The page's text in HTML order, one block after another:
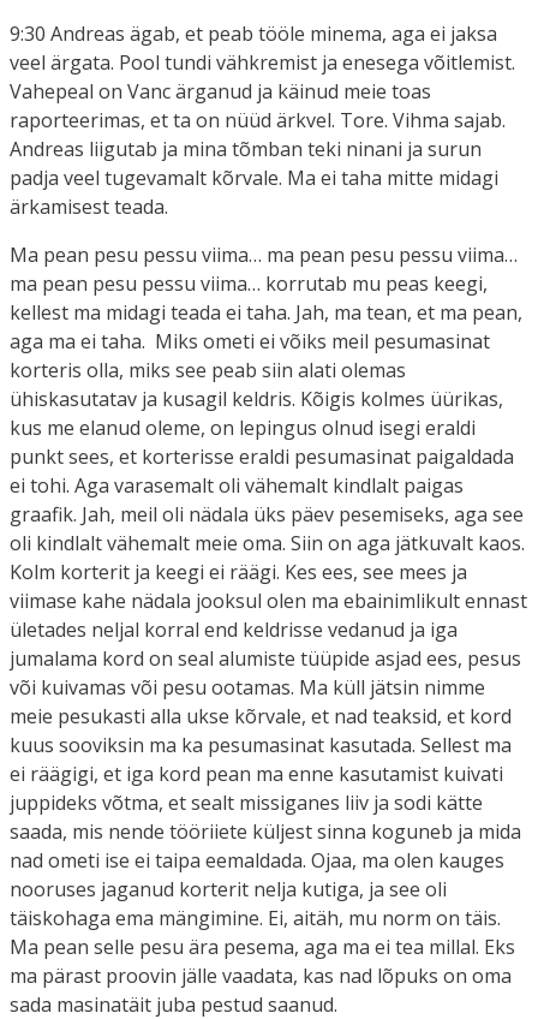
9:30 Andreas ägab, et peab tööle minema, aga ei jaksa
veel ärgata. Pool tundi vähkremist ja enesega võitlemist.
Vahepeal on Vanc ärganud ja käinud meie toas
raporteerimas, et ta on nüüd ärkvel. Tore. Vihma sajab.
Andreas liigutab ja mina tõmban teki ninani ja surun
padja veel tugevamalt kõrvale. Ma ei taha mitte midagi
ärkamisest teada.
Ma pean pesu pessu viima… ma pean pesu pessu viima…
ma pean pesu pessu viima… korrutab mu peas keegi,
kellest ma midagi teada ei taha. Jah, ma tean, et ma pean,
aga ma ei taha. Miks ometi ei võiks meil pesumasinat
korteris olla, miks see peab siin alati olemas
ühiskasutatav ja kusagil keldris. Kõigis kolmes üürikas,
kus me elanud oleme, on lepingus olnud isegi eraldi
punkt sees, et korterisse eraldi pesumasinat paigaldada
ei tohi. Aga varasemalt oli vähemalt kindlalt paigas
graafik. Jah, meil oli nädala üks päev pesemiseks, aga see
oli kindlalt vähemalt meie oma. Siin on aga jätkuvalt kaos.
Kolm korterit ja keegi ei räägi. Kes ees, see mees ja
viimase kahe nädala jooksul olen ma ebainimlikult ennast
ületades neljal korral end keldrisse vedanud ja iga
jumalama kord on seal alumiste tüüpide asjad ees, pesus
või kuivamas või pesu ootamas. Ma küll jätsin nimme
meie pesukasti alla ukse kõrvale, et nad teaksid, et kord
kuus sooviksin ma ka pesumasinat kasutada. Sellest ma
ei räägigi, et iga kord pean ma enne kasutamist kuivati
juppideks võtma, et sealt missiganes liiv ja sodi kätte
saada, mis nende tööriiete küljest sinna koguneb ja mida
nad ometi ise ei taipa eemaldada. Ojaa, ma olen kauges
nooruses jaganud korterit nelja kutiga, ja see oli
täiskohaga ema mängimine. Ei, aitäh, mu norm on täis.
Ma pean selle pesu ära pesema, aga ma ei tea millal. Eks
ma pärast proovin jälle vaadata, kas nad lõpuks on oma
sada masinatäit juba pestud saanud.